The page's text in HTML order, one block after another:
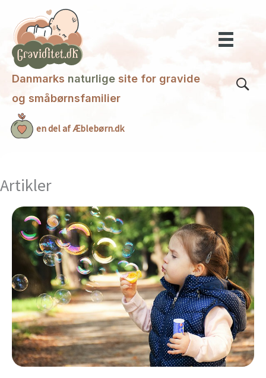
indholdet
Danmarks naturlige site for gravide
og småbørnsfamilier
en del af Æblebørn.dk
Artikler